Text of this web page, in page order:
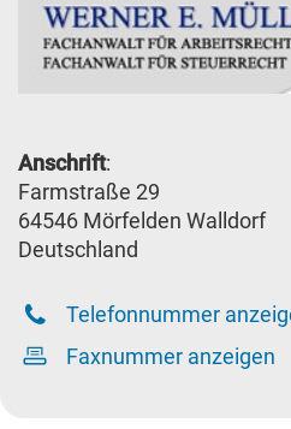
Anschrift:
Farmstraße 29
64546 Mörfelden Walldorf
Deutschland
Telefonnummer
Faxnummer anzeigen